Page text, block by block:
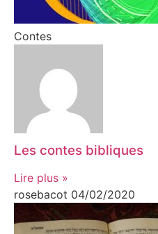
Contes
Les contes bibliques
Lire plus »
rosebacot 04/02/2020